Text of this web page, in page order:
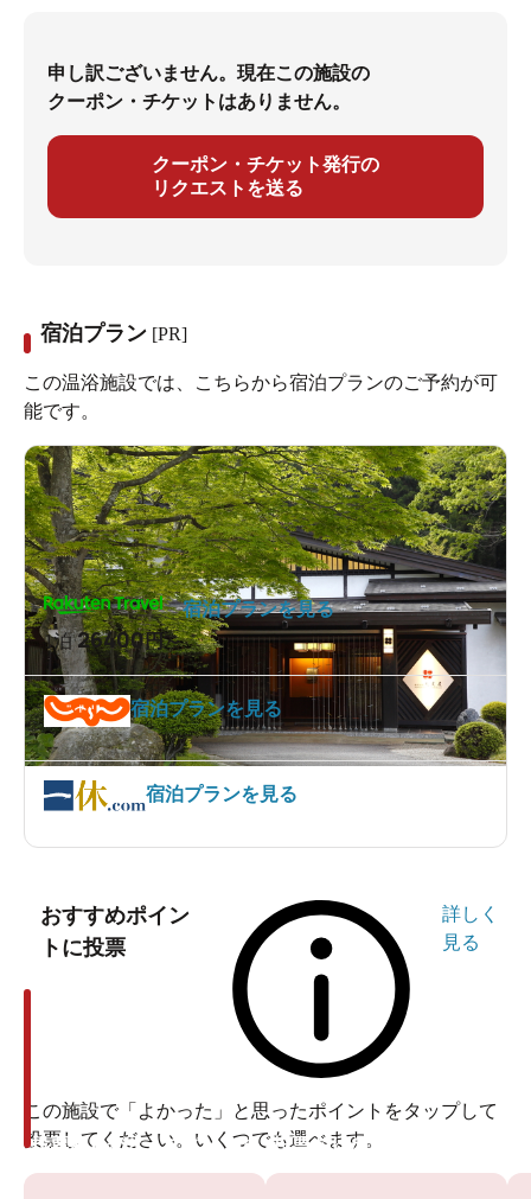
申し訳ございません。現在この施設の
クーポン・チケットはありません。
クーポン・チケット発行の
リクエストを送る
宿泊プラン [PR]
この温浴施設では、こちらから宿泊プランのご予約が可
能です。
1泊26400円～
宿泊プランを見る
宿泊プランを見る
宿泊プランを見る
おすすめポイン
トに投票
詳しく
見る
この施設で「よかった」と思ったポイントをタップして
投票してください。いくつでも選べます。
投票ありがとうございます 投票ありがとうございます